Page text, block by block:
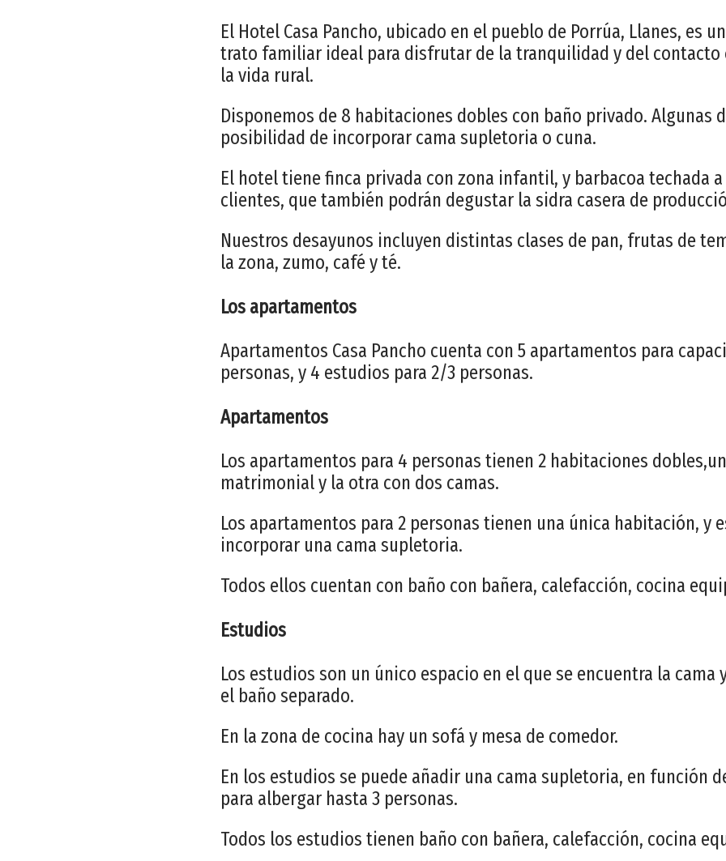
El Hotel Casa Pancho, ubicado en el pueblo de Porrúa, Llanes, es
trato familiar ideal para disfrutar de la tranquilidad y del contacto
la vida rural.
Disponemos de 8 habitaciones dobles con baño privado. Algunas
posibilidad de incorporar cama supletoria o cuna.
El hotel tiene finca privada con zona infantil, y barbacoa techada
clientes, que también podrán degustar la sidra casera de
Nuestros desayunos incluyen distintas clases de pan, frutas de
la zona, zumo, café y té.
Los apartamentos
Apartamentos Casa Pancho cuenta con 5 apartamentos para
personas, y 4 estudios para 2/3 personas.
Apartamentos
Los apartamentos para 4 personas tienen 2 habitaciones
matrimonial y la otra con dos camas.
Los apartamentos para 2 personas tienen una única habitación, y
incorporar una cama supletoria.
Todos ellos cuentan con baño con bañera, calefacción, cocina
Estudios
Los estudios son un único espacio en el que se encuentra la cama
el baño separado.
En la zona de cocina hay un sofá y mesa de comedor.
En los estudios se puede añadir una cama supletoria, en función
para albergar hasta 3 personas.
Todos los estudios tienen baño con bañera, calefacción, cocina